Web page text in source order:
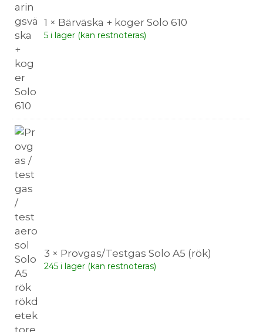
1 × Bärväska + koger Solo 610
5 i lager (kan restnoteras)
3 × Provgas/Testgas Solo A5 (rök)
245 i lager (kan restnoteras)